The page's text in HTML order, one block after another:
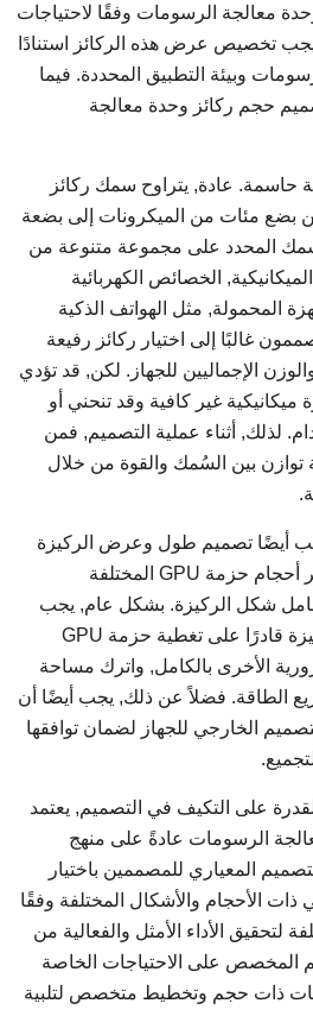
معالجة الرسومات وفقًا لاحتياجات
تخصيص عرض هذه الركائز استنادًا
وبيئة التطبيق المحددة. فيما
حجم ركائز وحدة معالجة
حاسمة. عادة, يتراوح سمك ركائز
بضع مئات من الميكرونات إلى بضعة
المحدد على مجموعة متنوعة من
الخصائص الكهربائية
المحمولة, مثل الهواتف الذكية
غالبًا إلى اختيار ركائز رفيعة
الإجماليين للجهاز. لكن, قد تؤدي
ميكانيكية غير كافية وقد تنحني أو
لذلك, أثناء عملية التصميم, فمن
توازن بين السُمك والقوة من خلال
أيضًا تصميم طول وعرض الركيزة
وفقًا للتطبيق المحدد. ستؤثر أحجام حزمة GPU المختلفة
شكل الركيزة. بشكل عام, يجب
أن يكون طول وعرض الركيزة قادرًا على تغطية حزمة GPU
الأخرى بالكامل, واترك مساحة
الطاقة. فضلاً عن ذلك, يجب أيضًا أن
الخارجي للجهاز لضمان توافقها
على التكيف في التصميم, يعتمد
الرسومات عادةً على منهج
المعياري للمصممين باختيار
الأحجام والأشكال المختلفة وفقًا
لتحقيق الأداء الأمثل والفعالية من
المخصص على الاحتياجات الخاصة
ذات حجم وتخطيط متخصص لتلبية